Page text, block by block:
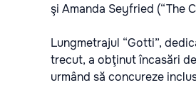
şi Amanda Seyfried (“The
Lungmetrajul “Gotti”,
trecut, a obţinut încasări
urmând să concureze